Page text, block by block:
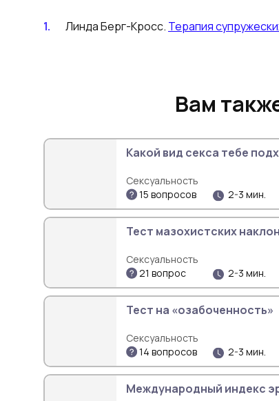
Линда Берг-Кросс. Терапия
Вам
Какой вид секса тебе
Сексуальность
15 вопросов
2-3 мин.
Тест мазохистских
Сексуальность
21 вопрос
2-3 мин.
Тест на «озабоченность»
Сексуальность
14 вопросов
2-3 мин.
Международный индекс